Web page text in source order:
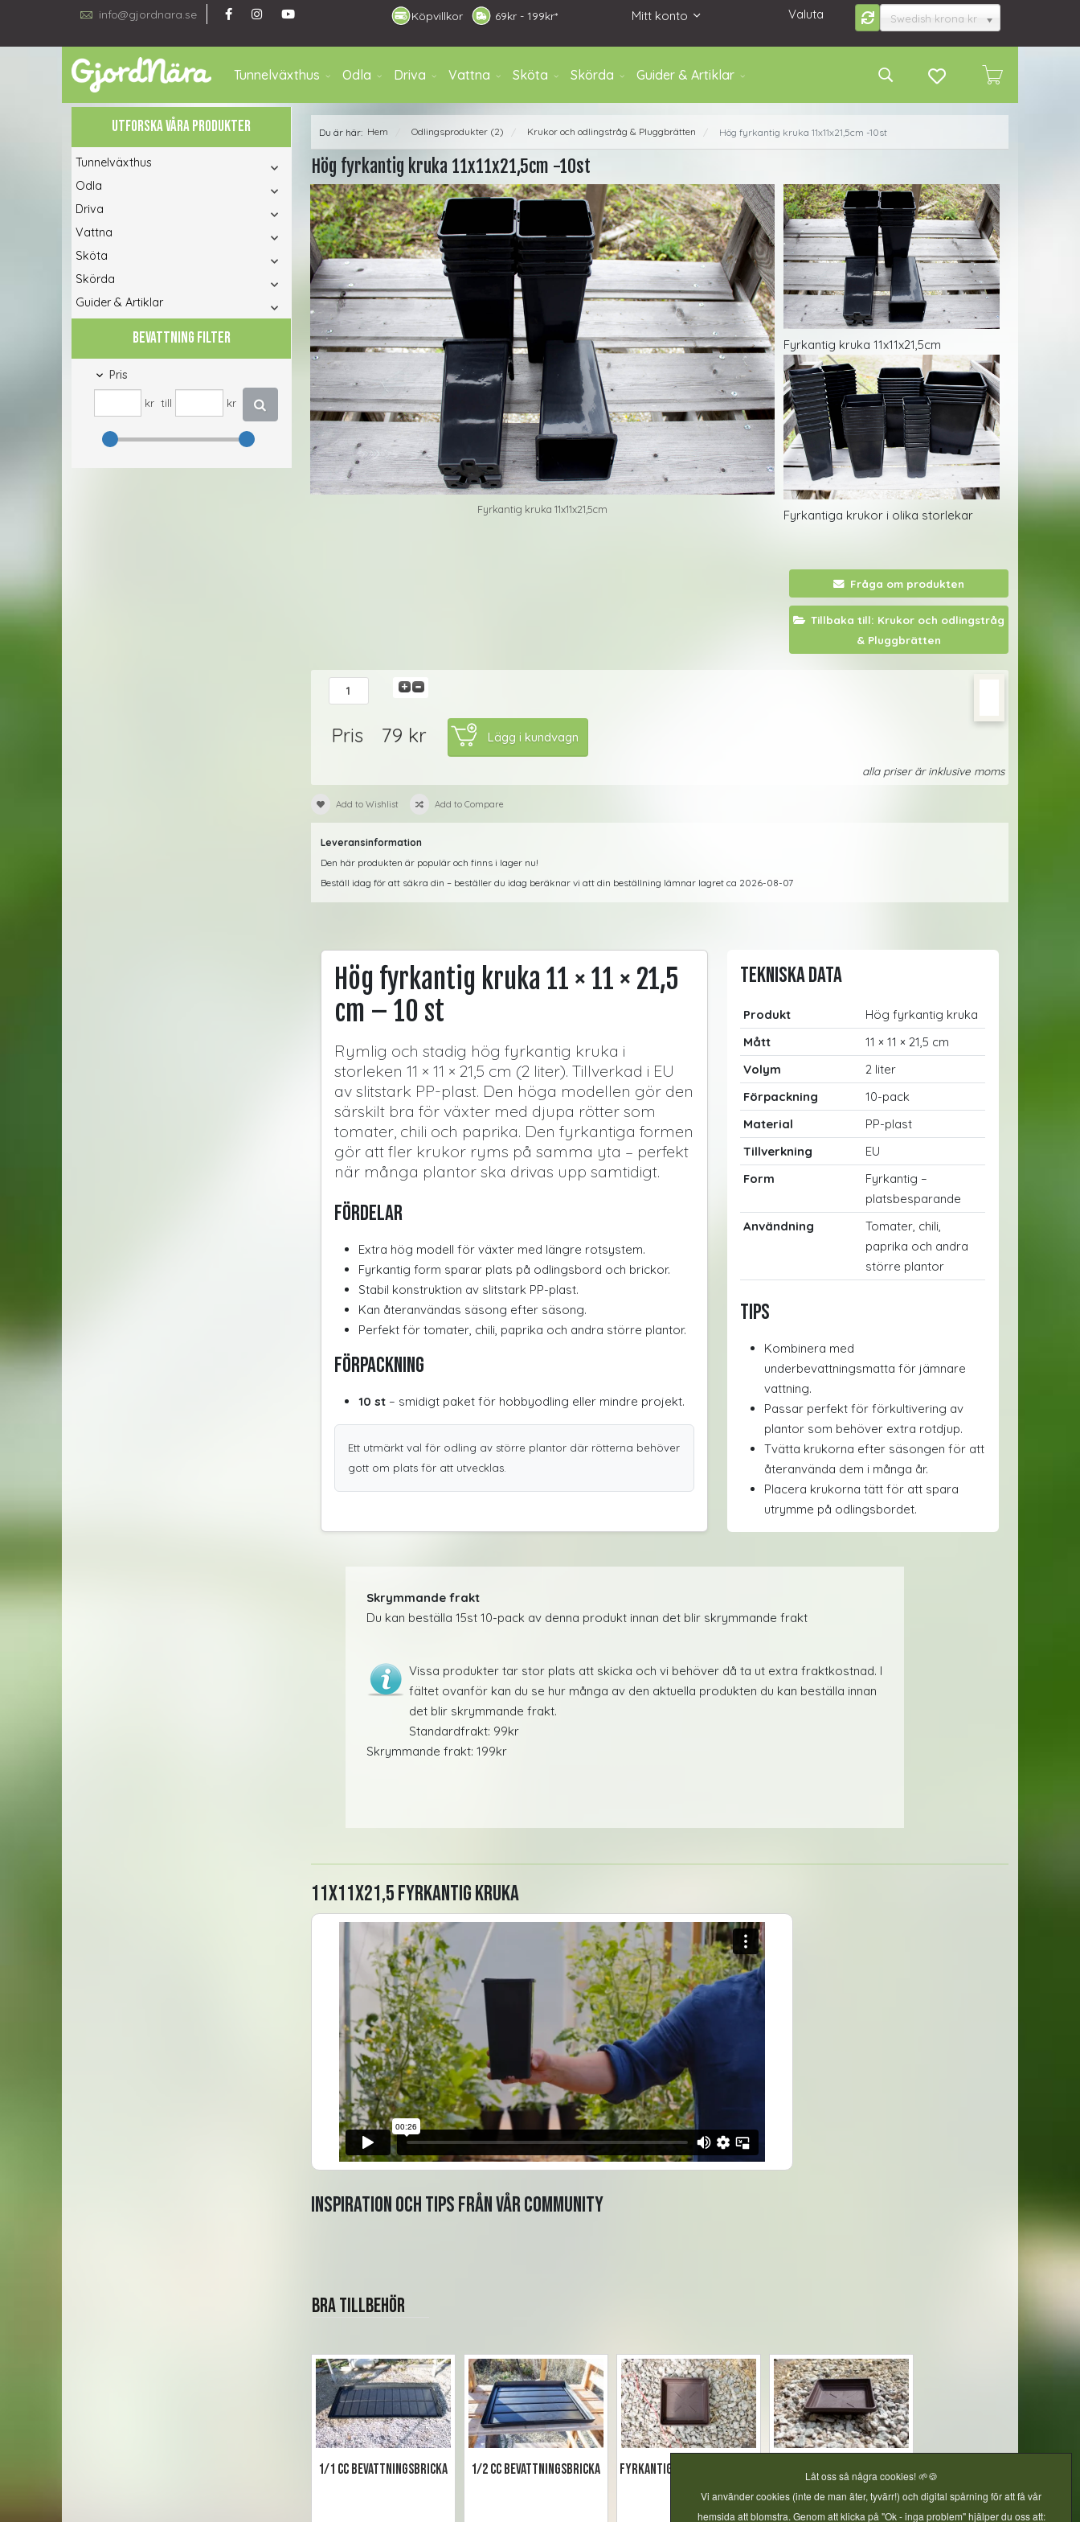
info@gjordnara.se Mitt konto
69kr - 199kr*
Köpvillkor Valuta Swedish krona kr
Tunnelväxthus Odla Driva Vattna Sköta Skörda Guider & Artiklar
UTFORSKA VÅRA PRODUKTER
Tunnelväxthus
Odla
Driva
Vattna
Sköta
Skörda
Guider & Artiklar
BEVATTNING FILTER
Pris
kr till kr
Du är här: Hem Odlingsprodukter (2) / Krukor och odlingstråg & Pluggbrätten / Hög fyrkantig kruka 11x11x21,5cm -10st
Hög fyrkantig kruka 11x11x21,5cm -10st
Fyrkantig kruka 11x11x21,5cm
Fyrkantig kruka 11x11x21,5cm
Fyrkantiga krukor i olika storlekar
Fråga om produkten
Tillbaka till: Krukor och odlingstråg
& Pluggbrätten
Pris 79 kr
alla priser är inklusive moms
Add to Wishlist Add to Compare
Leveransinformation
Den här produkten är populär och finns i lager nu!
Beställ idag för att säkra din – beställer du idag beräknar vi att din beställning lämnar lagret ca 2026-08-07
Hög fyrkantig kruka 11 × 11 × 21,5
cm – 10 st
Rymlig och stadig hög fyrkantig kruka i
storleken 11 × 11 × 21,5 cm (2 liter). Tillverkad i EU
av slitstark PP-plast. Den höga modellen gör den
särskilt bra för växter med djupa rötter som
tomater, chili och paprika. Den fyrkantiga formen
gör att fler krukor ryms på samma yta – perfekt
när många plantor ska drivas upp samtidigt.
Fördelar
Extra hög modell för växter med längre rotsystem.
Fyrkantig form sparar plats på odlingsbord och brickor.
Stabil konstruktion av slitstark PP-plast.
Kan återanvändas säsong efter säsong.
Perfekt för tomater, chili, paprika och andra större plantor.
Förpackning
10 st– smidigt paket för hobbyodling eller mindre projekt.
Ett utmärkt val för odling av större plantor där rötterna behöver
gott om plats för att utvecklas.
Tekniska data
Produkt
Hög fyrkantig kruka
Mått
11 × 11 × 21,5 cm
Volym
2 liter
Förpackning
10-pack
Material
PP-plast
Tillverkning
EU
Form
Fyrkantig –
platsbesparande
Användning
Tomater, chili,
paprika och andra
större plantor
Tips
Kombinera med
underbevattningsmatta för jämnare
vattning.
Passar perfekt för förkultivering av
plantor som behöver extra rotdjup.
Tvätta krukorna efter säsongen för att
återanvända dem i många år.
Placera krukorna tätt för att spara
utrymme på odlingsbordet.
Skrymmande frakt
Du kan beställa 15st 10-pack av denna produkt innan det blir skrymmande frakt
Vissa produkter tar stor plats att skicka och vi behöver då ta ut extra fraktkostnad. I
fältet ovanför kan du se hur många av den aktuella produkten du kan beställa innan
det blir skrymmande frakt.
Standardfrakt: 99kr
Skrymmande frakt: 199kr
11x11x21,5 Fyrkantig kruka
Inspiration och tips från vår community
Bra tillbehör
1/1 CC Bevattningsbricka 1/2 CC bevattningsbricka
Fyrkantiga fat M1 Choklad
Fyrkantiga fat M2 Choklad
Låt oss så några cookies! 🌱🍪
Vi använder cookies (inte de man äter, tyvärr!) och digital spårning för att få vår
hemsida att blomstra. Genom att klicka på "Ok - inga problem" hjälper du oss att: